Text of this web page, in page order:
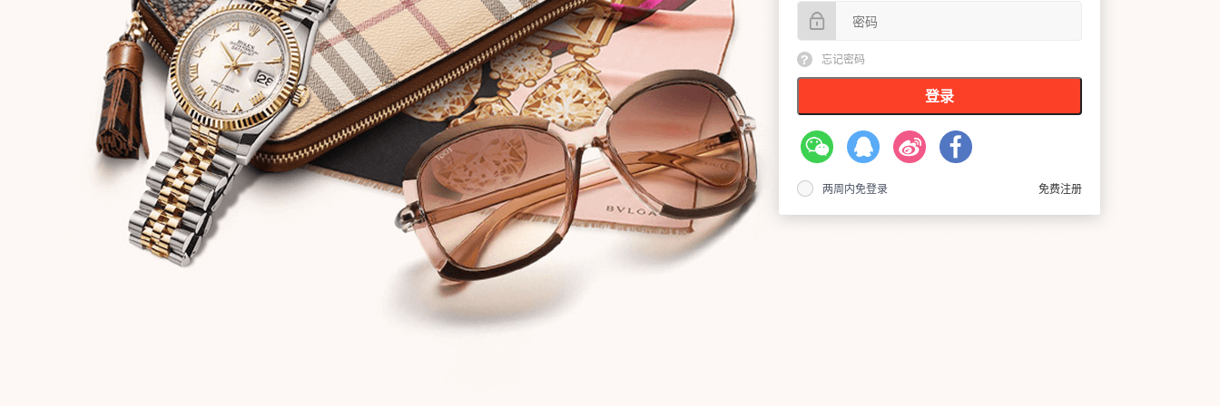
忘记密码
登录
两周内免登录 免费注册